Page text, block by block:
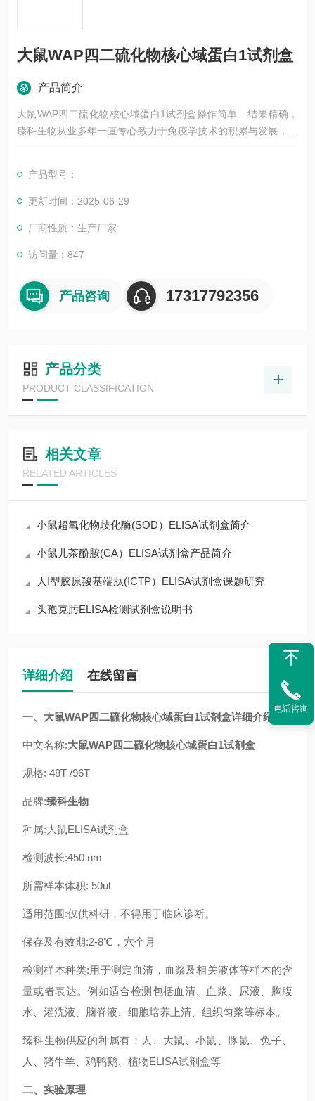
大鼠WAP四二硫化物核心域蛋白1试剂盒
产品简介
大鼠WAP四二硫化物核心域蛋白1试剂盒操作简单、结果精确，
臻科生物从业多年一直专心致力于免疫学技术的积累与发展，以
其优质的产品质量与专业的技术服务，赢得业内广大人士的认
作关系，共同努力合作共赢。
产品型号：
更新时间：2025-06-29
厂商性质：生产厂家
访问量：847
产品咨询 17317792356
产品分类
PRODUCT CLASSIFICATION
相关文章
RELATED ARTICLES
小鼠超氧化物歧化酶(SOD）ELISA试剂盒简介
小鼠儿茶酚胺(CA）ELISA试剂盒产品简介
人Ⅰ型胶原羧基端肽(ⅠCTP）ELISA试剂盒课题研究
头孢克肟ELISA检测试剂盒说明书
详细介绍 在线留言
一、 大鼠WAP四二硫化物核心域蛋白1试剂盒详细介绍
中文名称:大鼠WAP四二硫化物核心域蛋白1试剂盒
规格: 48T /96T
品牌:臻科生物
种属:大鼠ELISA试剂盒
检测波长:450 nm
所需样本体积: 50ul
适用范围:仅供科研，不得用于临床诊断。
保存及有效期:2-8℃，六个月
检测样本种类:用于测定血清，血浆及相关液体等样本的含
量或者表达。例如适合检测包括血清、血浆、尿液、胸腹
水、灌洗液、脑脊液、细胞培养上清、组织匀浆等标本。
臻科生物供应的种属有：人、大鼠、小鼠、豚鼠、兔子、
人、猪牛羊、鸡鸭鹅、植物ELISA试剂盒等
二、实验原理
电话咨询